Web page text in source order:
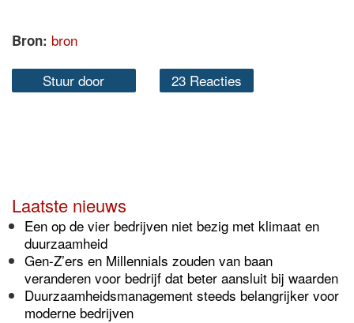
Bron: bron
Stuur door 23 Reacties
Laatste nieuws
Een op de vier bedrijven niet bezig met klimaat en
duurzaamheid
Gen-Z’ers en Millennials zouden van baan
veranderen voor bedrijf dat beter aansluit bij waarden
Duurzaamheidsmanagement steeds belangrijker voor
moderne bedrijven